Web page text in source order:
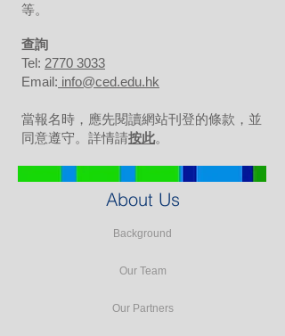
等。
​查詢
Tel: 2770 3033
Email: info@ced.edu.hk
當報名時，應先閱讀網站刊登的條款，並
同意遵守。詳情請按此。
About Us
Background
Our Team
Our Partners